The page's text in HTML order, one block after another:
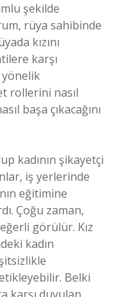
şekilde
rüya sahibinde
kızını
karşı
yönelik
rollerini nasıl
başa çıkacağını
kadının şikayetçi
iş yerlerinde
eğitimine
Çoğu zaman,
görülür. Kız
kadın
Belki